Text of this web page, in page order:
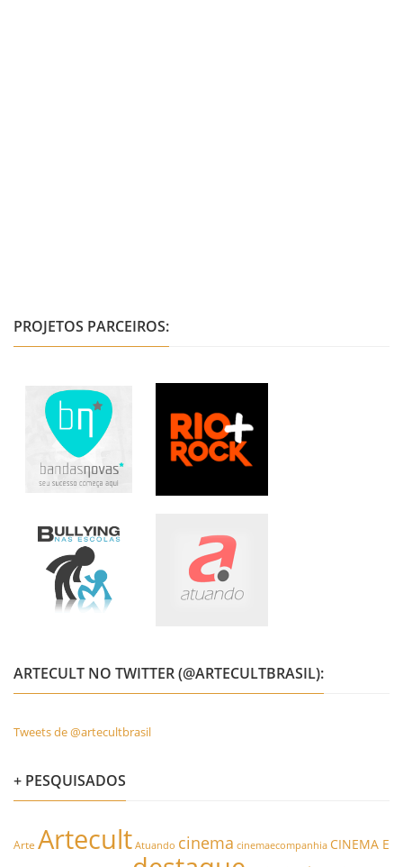
PROJETOS PARCEIROS:
ARTECULT NO TWITTER (@ARTECULTBRASIL):
Tweets de @artecultbrasil
+ PESQUISADOS
Arte Artecult Atuando cinema cinemaecompanhia CINEMA E